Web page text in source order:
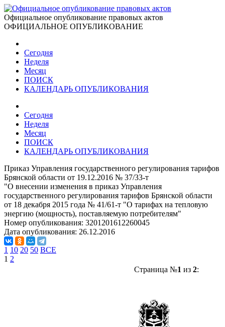
Официальное опубликование правовых актов
ОФИЦИАЛЬНОЕ ОПУБЛИКОВАНИЕ
Сегодня
Неделя
Месяц
ПОИСК
КАЛЕНДАРЬ ОПУБЛИКОВАНИЯ
Сегодня
Неделя
Месяц
ПОИСК
КАЛЕНДАРЬ ОПУБЛИКОВАНИЯ
Приказ Управления государственного регулирования тарифов
Брянской области от 19.12.2016 № 37/33-т
"О внесении изменения в приказ Управления
государственного регулирования тарифов Брянской области
от 18 декабря 2015 года № 41/61-т "О тарифах на тепловую
энергию (мощность), поставляемую потребителям"
Номер опубликования: 3201201612260045
Дата опубликования: 26.12.2016
1 10 20 50 ВСЕ
1 2
Страница №1 из 2: